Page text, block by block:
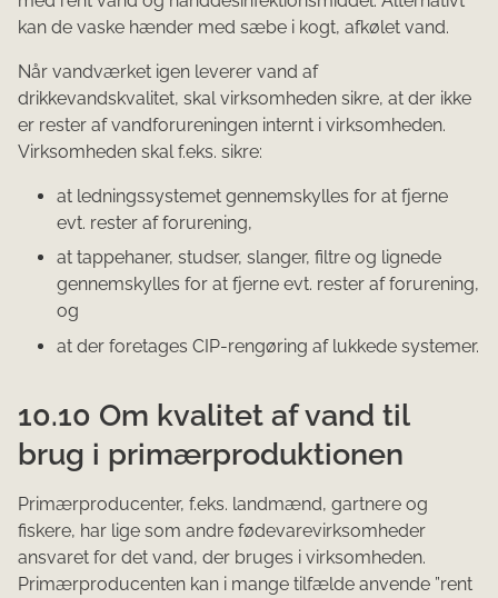
kan de vaske hænder med sæbe i kogt, afkølet vand.
Når vandværket igen leverer vand af
drikkevandskvalitet, skal virksomheden sikre, at der ikke
er rester af vandforureningen internt i virksomheden.
Virksomheden skal f.eks. sikre:
at ledningssystemet gennemskylles for at fjerne
evt. rester af forurening,
at tappehaner, studser, slanger, filtre og lignede
gennemskylles for at fjerne evt. rester af forurening,
og
at der foretages CIP-rengøring af lukkede systemer.
10.10 Om kvalitet af vand til
brug i primærproduktionen
Primærproducenter, f.eks. landmænd, gartnere og
fiskere, har lige som andre fødevarevirksomheder
ansvaret for det vand, der bruges i virksomheden.
Primærproducenten kan i mange tilfælde anvende ”rent